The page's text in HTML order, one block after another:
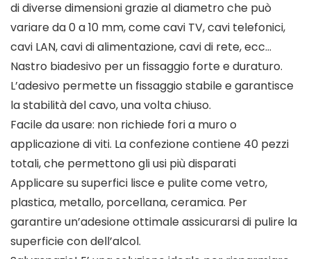
di diverse dimensioni grazie al diametro che può
variare da 0 a 10 mm, come cavi TV, cavi telefonici,
cavi LAN, cavi di alimentazione, cavi di rete, ecc…
Nastro biadesivo per un fissaggio forte e duraturo.
L’adesivo permette un fissaggio stabile e garantisce
la stabilità del cavo, una volta chiuso.
Facile da usare: non richiede fori a muro o
applicazione di viti. La confezione contiene 40 pezzi
totali, che permettono gli usi più disparati
Applicare su superfici lisce e pulite come vetro,
plastica, metallo, porcellana, ceramica. Per
garantire un’adesione ottimale assicurarsi di pulire la
superficie con dell’alcol.